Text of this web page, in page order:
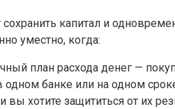
сохранить капитал и
уместно, когда:
план расхода денег —
банке или на одном
хотите защититься от их